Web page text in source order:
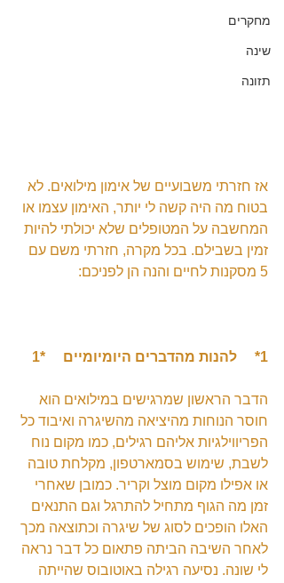
מחקרים
שינה
תזונה
אז חזרתי משבועיים של אימון מילואים. לא
בטוח מה היה קשה לי יותר, האימון עצמו או
המחשבה על המטופלים שלא יכולתי להיות
זמין בשבילם. בכל מקרה, חזרתי משם עם
5 מסקנות לחיים והנה הן לפניכם:
1*     להנות מהדברים היומיומיים     *1
הדבר הראשון שמרגישים במילואים הוא
חוסר הנוחות מהיציאה מהשיגרה ואיבוד כל
הפריווילגיות אליהם רגילים, כמו מקום נוח
לשבת, שימוש בסמארטפון, מקלחת טובה
או אפילו מקום מוצל וקריר. כמובן שאחרי
זמן מה הגוף מתחיל להתרגל וגם התנאים
האלו הופכים לסוג של שיגרה וכתוצאה מכך
לאחר השיבה הביתה פתאום כל דבר נראה
לי שונה. נסיעה רגילה באוטובוס שהייתה